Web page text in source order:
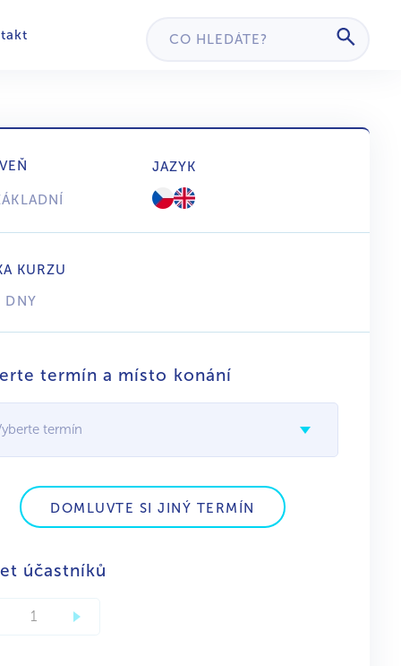
JAZYK
KURZU
DNY
termín a místo konání
termín
DOMLUVTE SI JINÝ TERMÍN
účastníků